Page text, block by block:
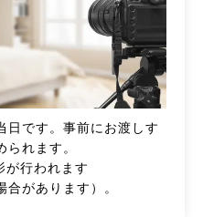
日です。事前にお渡しす
れます。
が行われます
合があります）。